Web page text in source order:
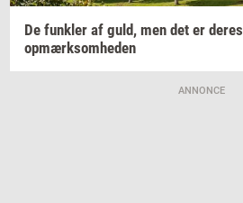
De funk­ler af guld, men det er deres
op­mærk­som­he­den
ANNONCE